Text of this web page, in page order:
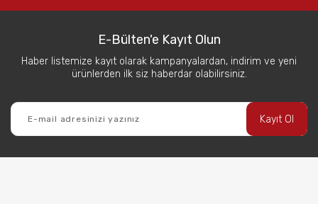
E-Bülten'e Kayıt Olun
Haber listemize kayıt olarak kampanyalardan, indirim ve yeni
ürünlerden ilk siz haberdar olabilirsiniz.
Kayıt Ol